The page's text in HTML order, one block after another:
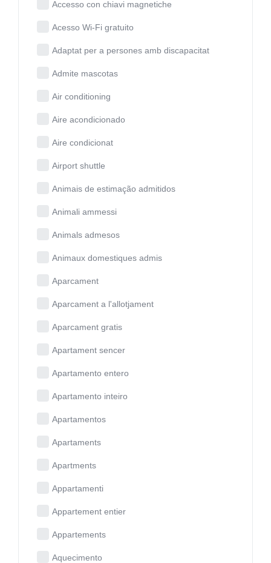
Accesso con chiavi magnetiche
Acesso Wi-Fi gratuito
Adaptat per a persones amb discapacitat
Admite mascotas
Air conditioning
Aire acondicionado
Aire condicionat
Airport shuttle
Animais de estimação admitidos
Animali ammessi
Animals admesos
Animaux domestiques admis
Aparcament
Aparcament a l'allotjament
Aparcament gratis
Apartament sencer
Apartamento entero
Apartamento inteiro
Apartamentos
Apartaments
Apartments
Appartamenti
Appartement entier
Appartements
Aquecimento